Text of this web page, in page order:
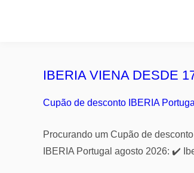
IBERIA VIENA DESDE
Cupão de desconto IBERIA
Procurando um Cupão de
IBERIA Portugal agosto 2026: ✔️